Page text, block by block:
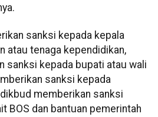
sanksi kepada kepala
atau tenaga kependidikan,
sanksi kepada bupati atau wali
sanksi kepada
memberikan sanksi
BOS dan bantuan pemerintah